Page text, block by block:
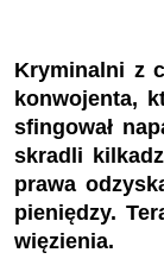
Kryminalni z
konwojenta,
sfingował
skradli
prawa
pieniędzy.
więzienia.